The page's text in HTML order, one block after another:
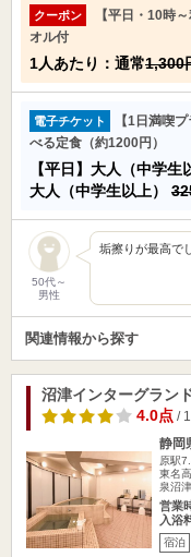
クーポン
【平日・10時
オル付
1人あたり：通常1,300
電子チケット
【1日満喫
べる定食（約1200円）
【平日】大人（中学生
大人（中学生以上）
50代～
男性
垢擦りが最高で
関連情報から探す
沼津インターグラン
4.0点/
静岡
原駅
東名
泉沼
営業
入浴
宿泊